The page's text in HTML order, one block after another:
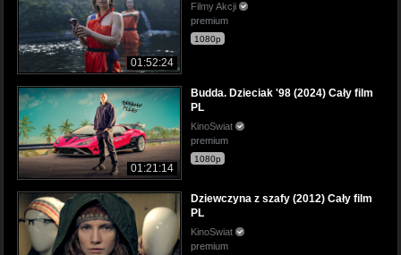
01:52:24
Filmy Akcji
premium
1080p
01:21:14
Budda. Dzieciak '98 (2024) Cały film
PL
KinoSwiat
premium
1080p
Dziewczyna z szafy (2012) Cały film
PL
KinoSwiat
premium